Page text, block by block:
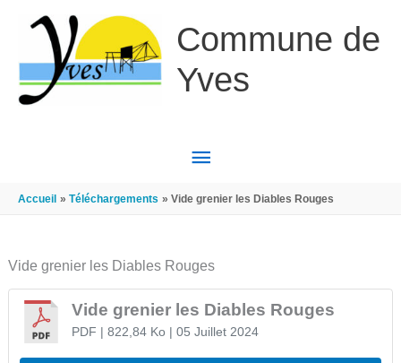
Commune de
Yves
MENU
PRINCIPAL
Accueil Téléchargements Vide grenier les Diables Rouges
Vide grenier les Diables Rouges
Vide grenier les Diables Rouges
PDF | 822,84 Ko| 05 Juillet 2024